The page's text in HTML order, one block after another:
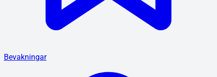
Bevakningar